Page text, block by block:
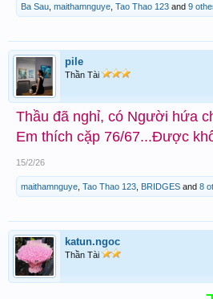
Ba Sau maithamnguye Tao Thao 123 and 9
pile
Thần Tài
Thầu đã nghỉ, có Người hứa
Em thích cặp 76/67...Được
15/2/26
maithamnguye Tao Thao 123 BRIDGES and 8
katun.ngoc
Thần Tài